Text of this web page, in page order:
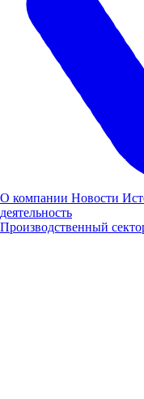
О компании Новости
деятельность
Производственный